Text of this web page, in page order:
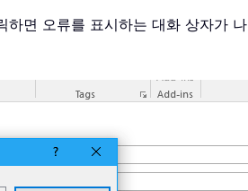
면 오류를 표시하는 대화 상자가